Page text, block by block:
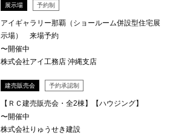
展示場 予約制
アイギャラリー那覇（ショールーム併設型住宅展
示場） 来場予約
〜開催中
株式会社アイ工務店 沖縄支店
建売販売会 予約承認制
【ＲＣ建売販売会・全2棟】【ハウジング】
〜開催中
株式会社りゅうせき建設